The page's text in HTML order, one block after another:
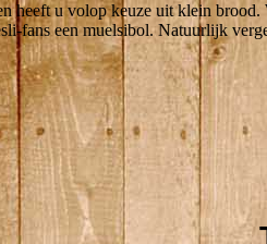
heeft u volop keuze uit klein
fans een muelsibol. Natuurlijk